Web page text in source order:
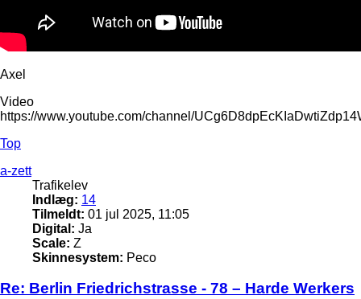
Axel
Video
https://www.youtube.com/channel/
Top
a-zett
Trafikelev
Indlæg: 14
Tilmeldt: 01 jul 2025, 11:05
Digital: Ja
Scale: Z
Skinnesystem: Peco
Re: Berlin Friedrichstrasse - 78 – Harde Werkers